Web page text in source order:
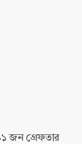
জন গ্রেফতার